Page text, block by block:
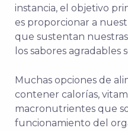
instancia, el objetivo
es proporcionar a
que sustentan
los sabores agradables
Muchas opciones de
contener calorías,
macronutrientes que
funcionamiento del